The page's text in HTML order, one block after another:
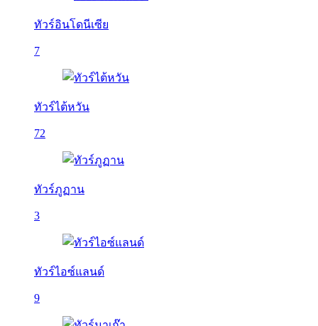
ทัวร์อินโดนีเซีย
7
ทัวร์ไต้หวัน
72
ทัวร์ภูฏาน
3
ทัวร์ไอซ์แลนด์
9